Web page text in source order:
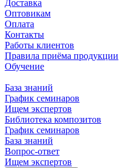
Доставка
Оптовикам
Оплата
Контакты
Работы клиентов
Правила приёма продукции
Обучение
База знаний
График семинаров
Ищем экспертов
Библиотека композитов
График семинаров
База знаний
Вопрос-ответ
Ищем экспертов